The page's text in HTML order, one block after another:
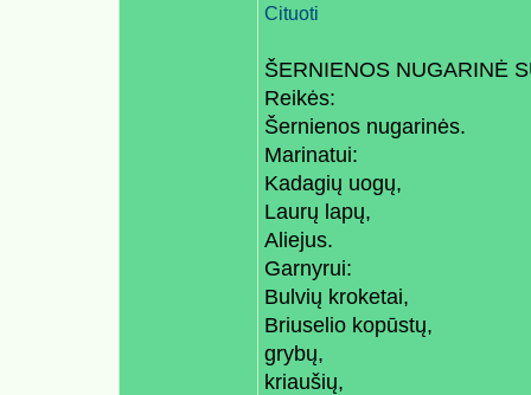
Cituoti
ŠERNIENOS NUGARINĖ
Reikės:
Šernienos nugarinės.
Marinatui:
Kadagių uogų,
Laurų lapų,
Aliejus.
Garnyrui:
Bulvių kroketai,
Briuselio kopūstų,
grybų,
kriaušių,